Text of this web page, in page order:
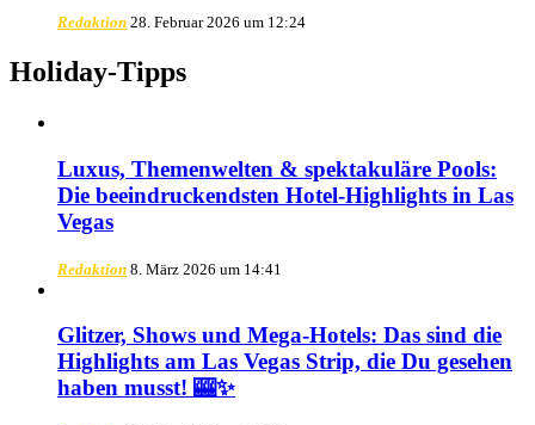
Redaktion 28. Februar 2026 um 12:24
Holiday-Tipps
Luxus, Themenwelten & spektakuläre Pools:
Die beeindruckendsten Hotel-Highlights in Las
Vegas
Redaktion 8. März 2026 um 14:41
Glitzer, Shows und Mega-Hotels: Das sind die
Highlights am Las Vegas Strip, die Du gesehen
haben musst! 🎰✨